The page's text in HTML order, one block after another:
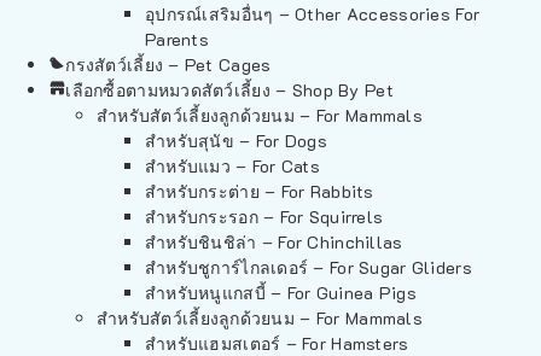
อุปกรณ์เสริมอื่นๆ – Other Accessories For
Parents
กรงสัตว์เลี้ยง – Pet Cages
เลือกซื้อตามหมวดสัตว์เลี้ยง – Shop By Pet
สำหรับสัตว์เลี้ยงลูกด้วยนม – For Mammals
สำหรับสุนัข – For Dogs
สำหรับแมว – For Cats
สำหรับกระต่าย – For Rabbits
สำหรับกระรอก – For Squirrels
สำหรับชินชิล่า – For Chinchillas
สำหรับชูการ์ไกลเดอร์ – For Sugar Gliders
สำหรับหนูแกสบี้ – For Guinea Pigs
สำหรับสัตว์เลี้ยงลูกด้วยนม – For Mammals
สำหรับแฮมสเตอร์ – For Hamsters